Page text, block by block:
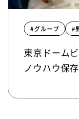
#グループ #
東京ドーム
ノウハウ保